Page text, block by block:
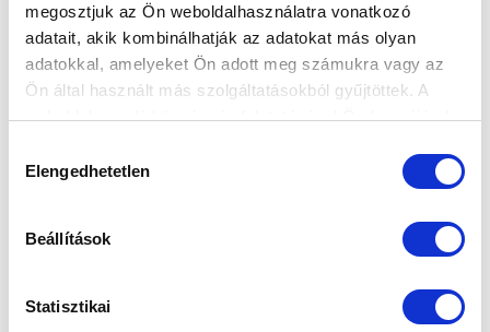
megosztjuk az Ön weboldalhasználatra vonatkozó
adatait, akik kombinálhatják az adatokat más olyan
adatokkal, amelyeket Ön adott meg számukra vagy az
Ön által használt más szolgáltatásokból gyűjtöttek. A
weboldalon való böngészés folytatásával Ön hozzájárul a
kiválasztása
Elengedhetetlen
Beállítások
Statisztikai
KÖVETKEZŐ MÉRKŐZÉS
2026-08-09 17:30
SÁNDOR KÁROLY LABDARÚGÓ AKADÉMIA
MTK BUDAPEST II
Ne maradjon le egy eseményről sem! Iratkozzon fel ingyenes